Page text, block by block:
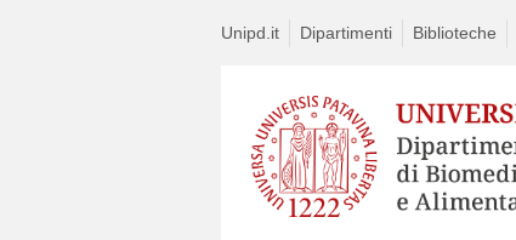
Unipd.it Dipartimenti Biblioteche